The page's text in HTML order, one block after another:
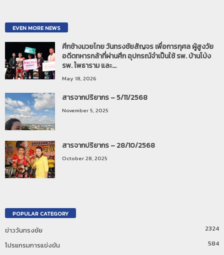
EVEN MORE NEWS
ศึกช้างมวยไทย วันทรงชัยสัญจร เพื่อการกุศล ผู้สูงวัย
อดีตทหารกล้าที่ผ่านศึก อุปกรณ์จำเป็นใช้ รพ. บ้านโป่ง
รพ. โพธาราม และ...
May 18, 2026
สารจากปริยากร – 5/11/2568
November 5, 2025
สารจากปริยากร – 28/10/2568
October 28, 2025
POPULAR CATEGORY
ข่าววันทรงชัย
2324
โปรแกรมการแข่งขัน
584